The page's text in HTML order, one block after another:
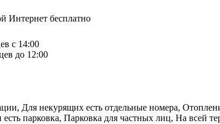
Интернет бесплатно
с 14:00
до 12:00
Для некурящих есть отдельные номера,
парковка, Парковка для частных лиц, На всей